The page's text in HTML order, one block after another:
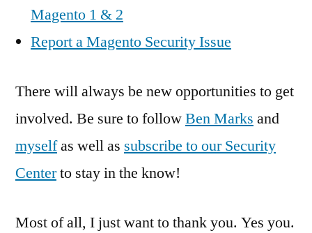
Magento 1 & 2
Report a Magento Security Issue
There will always be new opportunities to get
involved. Be sure to followBen Marks and
myselfas well as subscribe to our Security
Centerto stay in the know!
Most of all, I just want to thank you. Yes you.